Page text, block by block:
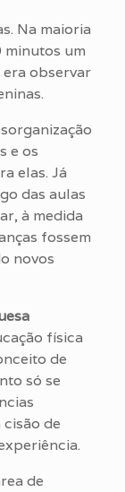
Na maioria
um
observar
e os
elas. Já
das aulas
à medida
fossem
novos
física
de
só se
de
de